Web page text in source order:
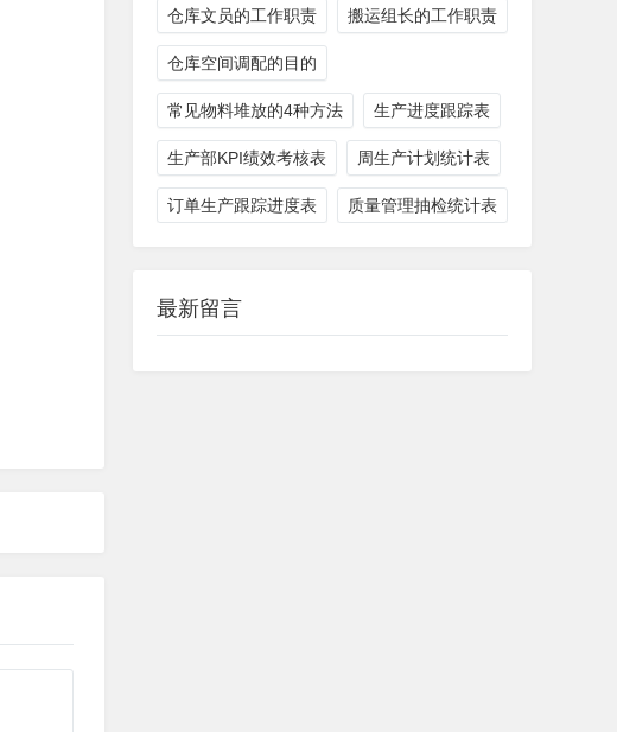
仓库文员的工作职责 搬运组长的工作职责
仓库空间调配的目的
常见物料堆放的4种方法 生产进度跟踪表
生产部KPI绩效考核表 周生产计划统计表
订单生产跟踪进度表 质量管理抽检统计表
最新留言